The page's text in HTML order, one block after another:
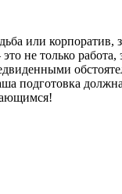
или
не только
подготовка